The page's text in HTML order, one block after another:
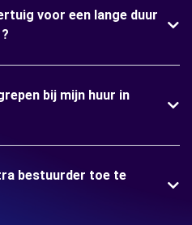
voor een lange duur
bij mijn huur in
bestuurder toe te